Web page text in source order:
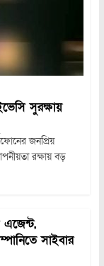
সুরক্ষায়
জনপ্রিয়
রক্ষায় বড়
এজেন্ট,
সাইবার